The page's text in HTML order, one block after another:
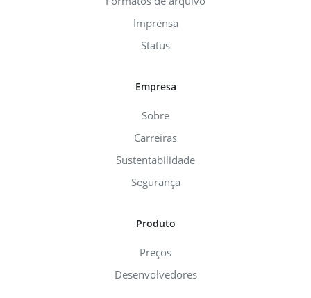
Imprensa
Status
Empresa
Sobre
Carreiras
Sustentabilidade
Segurança
Produto
Preços
Desenvolvedores